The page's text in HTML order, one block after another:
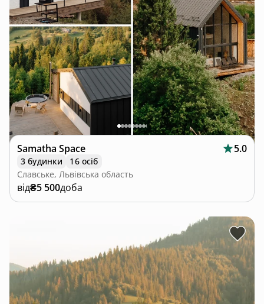
Samatha Space 5.0
3 будинки
16 осіб
Славське, Львівська область
від₴5 500доба